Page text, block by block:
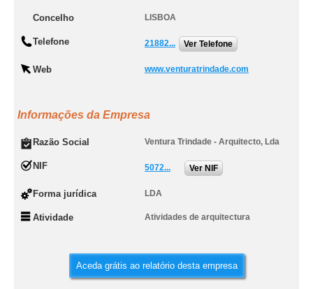
Concelho LISBOA
Telefone 21882... Ver Telefone
Web www.venturatrindade.com
Informações da Empresa
Razão Social Ventura Trindade - Arquitecto, Lda
NIF 5072... Ver NIF
Forma jurídica LDA
Atividade Atividades de arquitectura
Aceda grátis ao relatório desta empresa